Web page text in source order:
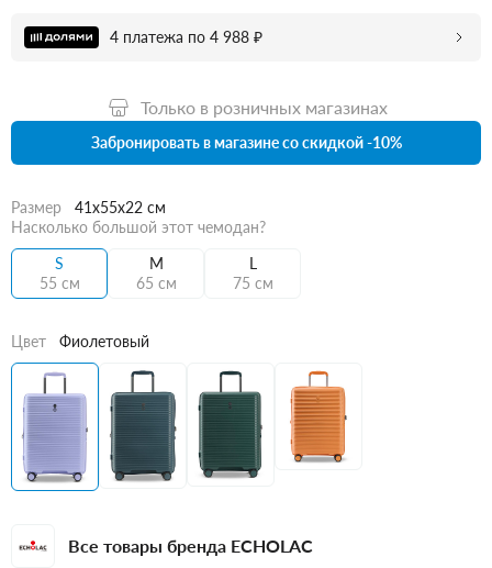
4 платежа по 4 988 ₽
Только в розничных магазинах
Забронировать в магазине со скидкой -10%
Размер
41x55x22 см
Насколько большой этот чемодан?
S
55 см
M
65 см
L
75 см
Цвет Фиолетовый
Все товары бренда ECHOLAC